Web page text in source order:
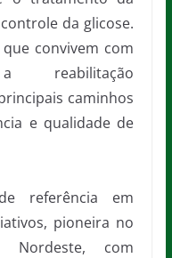
da glicose.
convivem com
reabilitação
caminhos
e qualidade de
referência em
pioneira no
com